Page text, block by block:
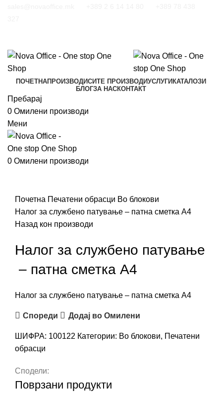
ПОЧЕТНАПРОИЗВОДИСИТЕ ПРОИЗВОДИУСЛУГИ КАТАЛОЗИ
БЛОГЗА НАСКОНТАКТ
Пребарај
0 Омилени производи
Мени
0 Омилени производи
Почетна Печатени обрасци Во блокови
Налог за службено патување – патна сметка А4
Назад кон производи
Налог за службено патување
– патна сметка А4
Налог за службено патување – патна сметка А4
Спореди Додај во Омилени
ШИФРА: 100122 Категории: Во блокови, Печатени
обрасци
Сподели:
Поврзани продукти